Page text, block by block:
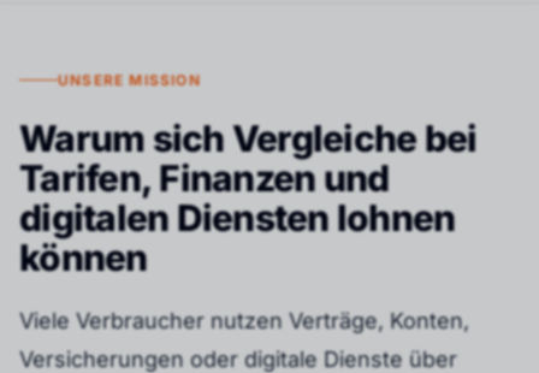
UNSERE MISSION
Warum sich Vergleiche bei
Tarifen, Finanzen und
digitalen Diensten lohnen
können
Viele Verbraucher nutzen Verträge, Konten,
Versicherungen oder digitale Dienste über